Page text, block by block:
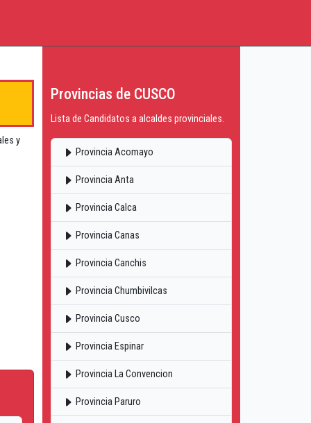
y
Provincias de CUSCO
Lista de Candidatos a alcaldes provinciales.
Provincia Acomayo
Provincia Anta
Provincia Calca
Provincia Canas
Provincia Canchis
Provincia Chumbivilcas
Provincia Cusco
Provincia Espinar
Provincia La Convencion
Provincia Paruro